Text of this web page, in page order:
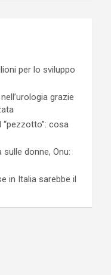
per lo sviluppo
grazie
cosa
donne, Onu:
in Italia sarebbe il